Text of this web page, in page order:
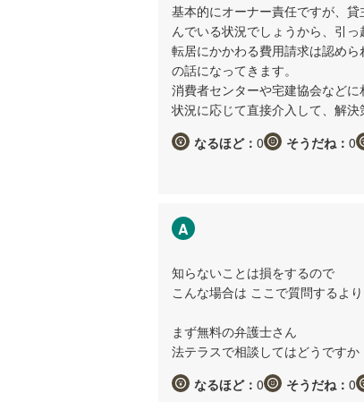
基本的にオーナー責任ですが、
んでいる状況でしょうから、引っ
転居にかかわる費用請求は認め
の話になってきます。
消費者センターや宅建協会などに
状況に応じて直接介入して、解決
なるほど： 0 そうだね： 0
A
知らないことは損をするので
こんな場合は ここで質問するよ
まず無料の弁護士さん
法テラスで相談してはどうですか
なるほど： 0 そうだね： 0